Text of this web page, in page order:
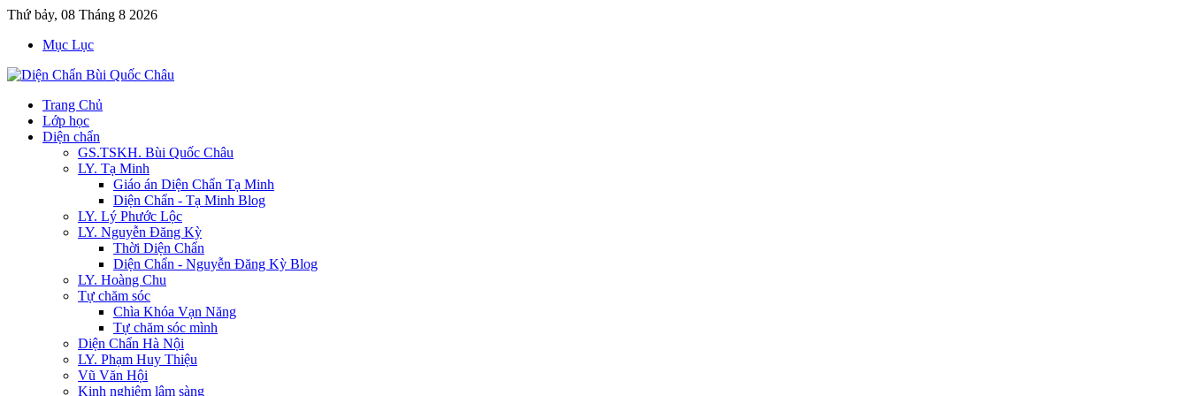
Thứ bảy, 08 Tháng 8 2026
Mục Lục
Trang Chủ
Lớp học
Diện chẩn
GS.TSKH. Bùi Quốc Châu
LY. Tạ Minh
Giáo án Diện Chẩn Tạ Minh
Diện Chẩn - Tạ Minh Blog
LY. Lý Phước Lộc
LY. Nguyễn Đăng Kỳ
Thời Diện Chẩn
Diện Chẩn - Nguyễn Đăng Kỳ Blog
LY. Hoàng Chu
Tự chăm sóc
Chìa Khóa Vạn Năng
Tự chăm sóc mình
Diện Chẩn Hà Nội
LY. Phạm Huy Thiệu
Vũ Văn Hội
Kinh nghiệm lâm sàng